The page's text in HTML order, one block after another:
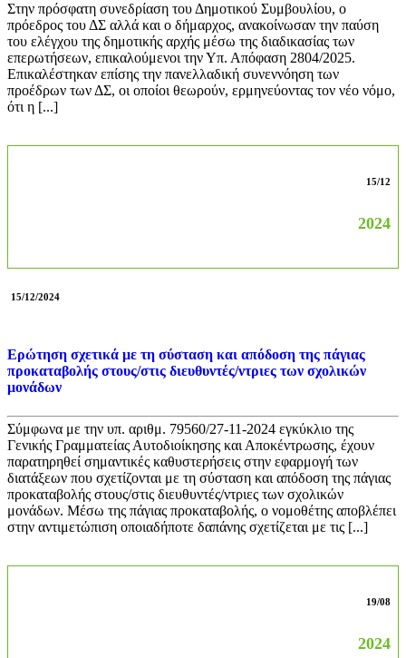
Στην πρόσφατη συνεδρίαση του Δημοτικού Συμβουλίου, ο
πρόεδρος του ΔΣ αλλά και ο δήμαρχος, ανακοίνωσαν την παύση
του ελέγχου της δημοτικής αρχής μέσω της διαδικασίας των
επερωτήσεων, επικαλούμενοι την Υπ. Απόφαση 2804/2025.
Επικαλέστηκαν επίσης την πανελλαδική συνεννόηση των
προέδρων των ΔΣ, οι οποίοι θεωρούν, ερμηνεύοντας τον νέο νόμο,
ότι η [...]
15/12
2024
15/12/2024
Ερώτηση σχετικά με τη σύσταση και απόδοση της πάγιας
προκαταβολής στους/στις διευθυντές/ντριες των σχολικών
μονάδων
Σύμφωνα με την υπ. αριθμ. 79560/27-11-2024 εγκύκλιο της
Γενικής Γραμματείας Αυτοδιοίκησης και Αποκέντρωσης, έχουν
παρατηρηθεί σημαντικές καθυστερήσεις στην εφαρμογή των
διατάξεων που σχετίζονται με τη σύσταση και απόδοση της πάγιας
προκαταβολής στους/στις διευθυντές/ντριες των σχολικών
μονάδων. Μέσω της πάγιας προκαταβολής, ο νομοθέτης αποβλέπει
στην αντιμετώπιση οποιαδήποτε δαπάνης σχετίζεται με τις [...]
19/08
2024